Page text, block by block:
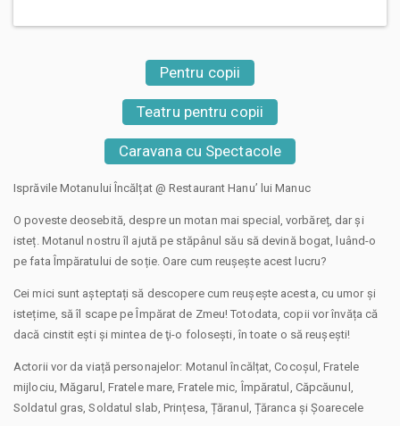
Pentru copii
Teatru pentru copii
Caravana cu Spectacole
Isprăvile Motanului Încălțat @ Restaurant Hanu’ lui Manuc
O poveste deosebită, despre un motan mai special, vorbăreț, dar și
isteț. Motanul nostru îl ajută pe stăpânul său să devină bogat, luând-o
pe fata Împăratului de soție. Oare cum reușește acest lucru?
Cei mici sunt așteptați să descopere cum reușește acesta, cu umor și
istețime, să îl scape pe Împărat de Zmeu! Totodata, copii vor învăța că
dacă cinstit eşti şi mintea de ţi-o foloseşti, în toate o să reuşeşti!
Actorii vor da viață personajelor: Motanul încălțat, Cocoșul, Fratele
mijlociu, Măgarul, Fratele mare, Fratele mic, Împăratul, Căpcăunul,
Soldatul gras, Soldatul slab, Prințesa, Țăranul, Țăranca și Șoarecele